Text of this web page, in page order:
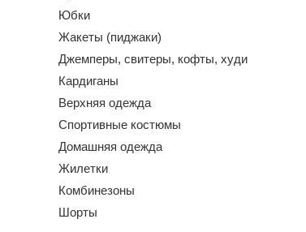
Юбки
Жакеты (пиджаки)
Джемперы, свитеры, кофты, худи
Кардиганы
Верхняя одежда
Спортивные костюмы
Домашняя одежда
Жилетки
Комбинезоны
Шорты